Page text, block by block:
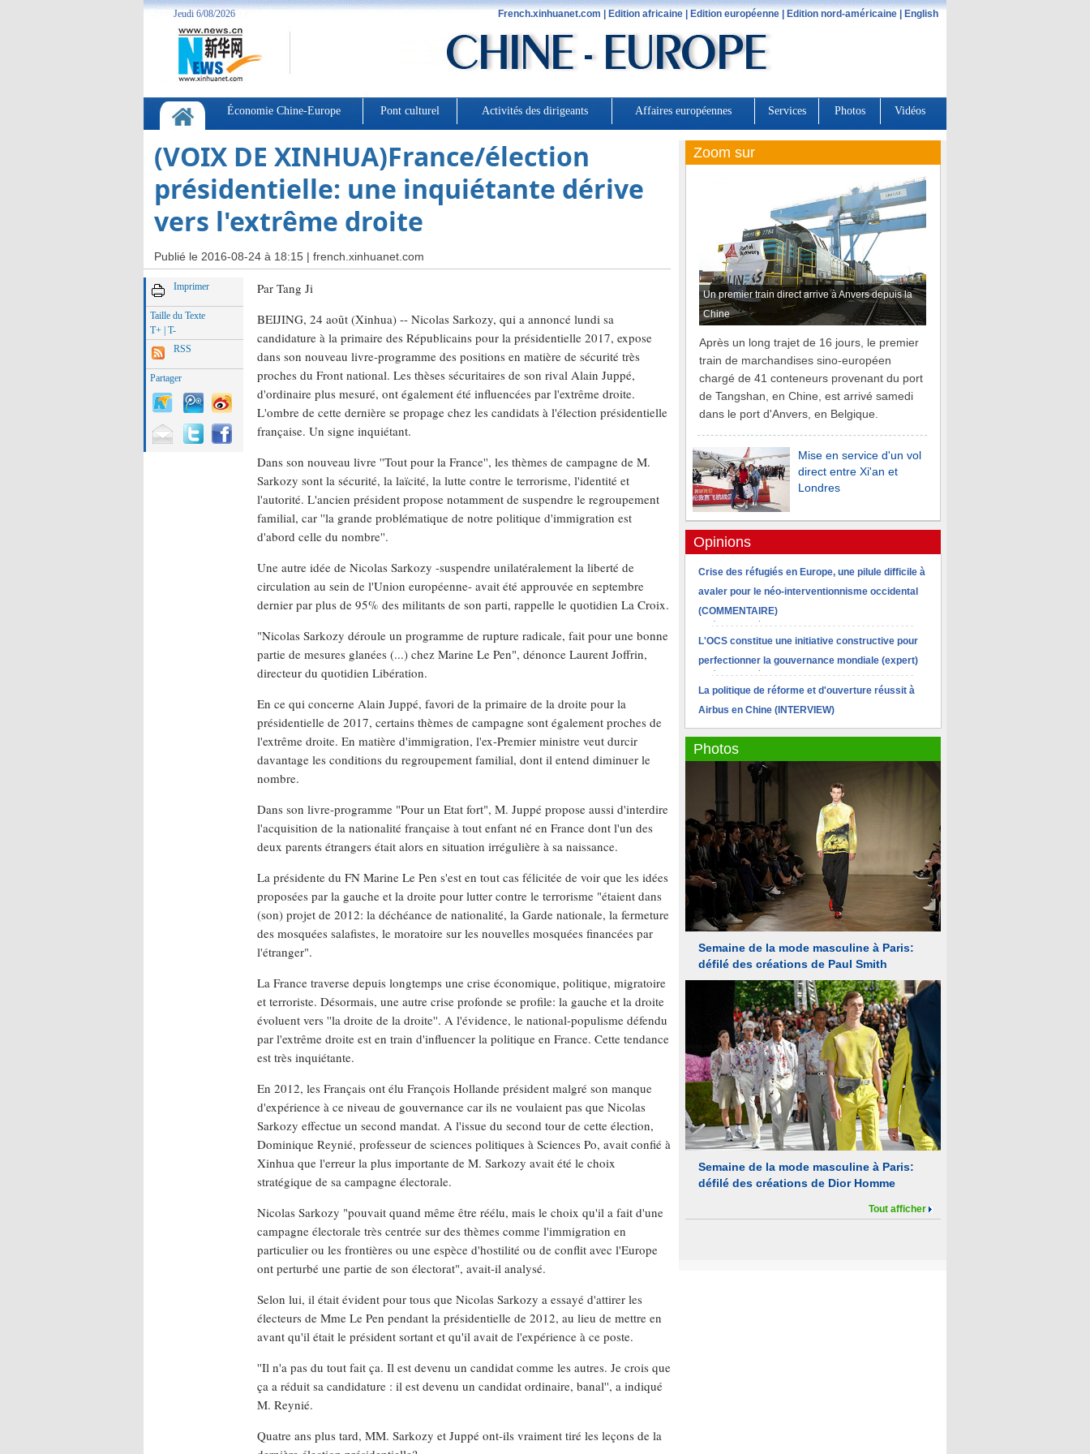
(VOIX DE XINHUA)France/élection
présidentielle: une inquiétante dérive
vers l'extrême droite
Publié le 2016-08-24 à 18:15 | french.xinhuanet.com
Imprimer
Taille du Texte
T+ T-
RSS
Partager
Par Tang Ji
BEIJING, 24 août (Xinhua) -- Nicolas Sarkozy, qui a annoncé lundi sa
candidature à la primaire des Républicains pour la présidentielle 2017, expose
dans son nouveau livre-programme des positions en matière de sécurité très
proches du Front national. Les thèses sécuritaires de son rival Alain Juppé,
d'ordinaire plus mesuré, ont également été influencées par l'extrême droite.
L'ombre de cette dernière se propage chez les candidats à l'élection présidentielle
française. Un signe inquiétant.
Dans son nouveau livre ''Tout pour la France'', les thèmes de campagne de M.
Sarkozy sont la sécurité, la laïcité, la lutte contre le terrorisme, l'identité et
l'autorité. L'ancien président propose notamment de suspendre le regroupement
familial, car ''la grande problématique de notre politique d'immigration est
d'abord celle du nombre''.
Une autre idée de Nicolas Sarkozy -suspendre unilatéralement la liberté de
circulation au sein de l'Union européenne- avait été approuvée en septembre
dernier par plus de 95% des militants de son parti, rappelle le quotidien La Croix.
"Nicolas Sarkozy déroule un programme de rupture radicale, fait pour une bonne
partie de mesures glanées (...) chez Marine Le Pen", dénonce Laurent Joffrin,
directeur du quotidien Libération.
En ce qui concerne Alain Juppé, favori de la primaire de la droite pour la
présidentielle de 2017, certains thèmes de campagne sont également proches de
l'extrême droite. En matière d'immigration, l'ex-Premier ministre veut durcir
davantage les conditions du regroupement familial, dont il entend diminuer le
nombre.
Dans son livre-programme "Pour un Etat fort", M. Juppé propose aussi d'interdire
l'acquisition de la nationalité française à tout enfant né en France dont l'un des
deux parents étrangers était alors en situation irrégulière à sa naissance.
La présidente du FN Marine Le Pen s'est en tout cas félicitée de voir que les idées
proposées par la gauche et la droite pour lutter contre le terrorisme "étaient dans
(son) projet de 2012: la déchéance de nationalité, la Garde nationale, la fermeture
des mosquées salafistes, le moratoire sur les nouvelles mosquées financées par
l'étranger".
La France traverse depuis longtemps une crise économique, politique, migratoire
et terroriste. Désormais, une autre crise profonde se profile: la gauche et la droite
évoluent vers ''la droite de la droite''. A l'évidence, le national-populisme défendu
par l'extrême droite est en train d'influencer la politique en France. Cette tendance
est très inquiétante.
En 2012, les Français ont élu François Hollande président malgré son manque
d'expérience à ce niveau de gouvernance car ils ne voulaient pas que Nicolas
Sarkozy effectue un second mandat. A l'issue du second tour de cette élection,
Dominique Reynié, professeur de sciences politiques à Sciences Po, avait confié à
Xinhua que l'erreur la plus importante de M. Sarkozy avait été le choix
stratégique de sa campagne électorale.
Nicolas Sarkozy "pouvait quand même être réélu, mais le choix qu'il a fait d'une
campagne électorale très centrée sur des thèmes comme l'immigration en
particulier ou les frontières ou une espèce d'hostilité ou de conflit avec l'Europe
ont perturbé une partie de son électorat", avait-il analysé.
Selon lui, il était évident pour tous que Nicolas Sarkozy a essayé d'attirer les
électeurs de Mme Le Pen pendant la présidentielle de 2012, au lieu de mettre en
avant qu'il était le président sortant et qu'il avait de l'expérience à ce poste.
''Il n'a pas du tout fait ça. Il est devenu un candidat comme les autres. Je crois que
ça a réduit sa candidature : il est devenu un candidat ordinaire, banal'', a indiqué
M. Reynié.
Quatre ans plus tard, MM. Sarkozy et Juppé ont-ils vraiment tiré les leçons de la